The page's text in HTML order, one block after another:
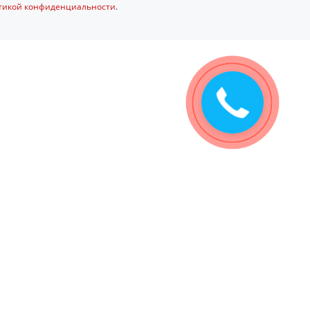
конфиденциальности.
Закажите
звонок